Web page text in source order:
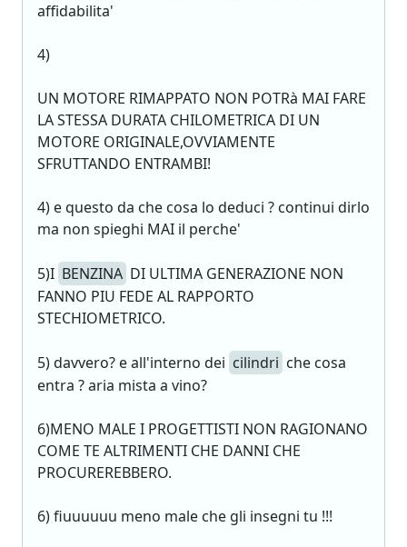
affidabilita'
4)
UN MOTORE RIMAPPATO NON POTRà MAI FARE
LA STESSA DURATA CHILOMETRICA DI UN
MOTORE ORIGINALE,OVVIAMENTE
SFRUTTANDO ENTRAMBI!
4) e questo da che cosa lo deduci ? continui dirlo
ma non spieghi MAI il perche'
5)I BENZINA DI ULTIMA GENERAZIONE NON
FANNO PIU FEDE AL RAPPORTO
STECHIOMETRICO.
5) davvero? e all'interno dei cilindri che cosa
entra ? aria mista a vino?
6)MENO MALE I PROGETTISTI NON RAGIONANO
COME TE ALTRIMENTI CHE DANNI CHE
PROCUREREBBERO.
6) fiuuuuuu meno male che gli insegni tu !!!